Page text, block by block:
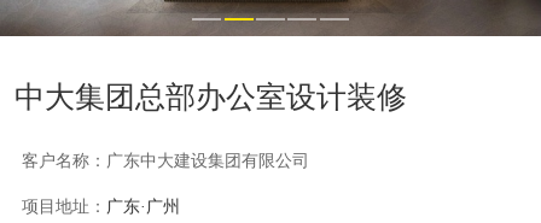
中大集团总部办公室设计装修
客户名称： 广东中大建设集团有限公司
项目地址： 广东·广州